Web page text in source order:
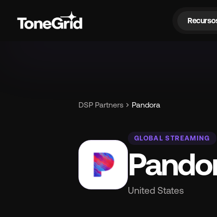
DSP Partners chevron_right Pandora
GLOBAL STREAMING
United States